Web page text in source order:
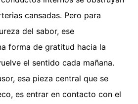
cansadas. Pero para
del sabor, ese
forma de gratitud hacia la
el sentido cada mañana.
esa pieza central que se
es entrar en contacto con el